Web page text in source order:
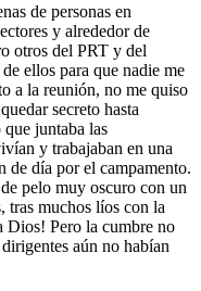
de personas en
y alrededor de
otros del PRT y del
ellos para que nadie me
a la reunión, no me quiso
secreto hasta
juntaba las
y trabajaban en una
de día por el campamento.
pelo muy oscuro con un
tras muchos líos con la
Dios! Pero la cumbre no
aún no habían